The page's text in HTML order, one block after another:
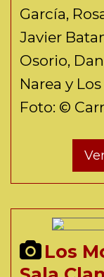
García,
Javier
Osorio,
Narea y
Foto: ©
Los